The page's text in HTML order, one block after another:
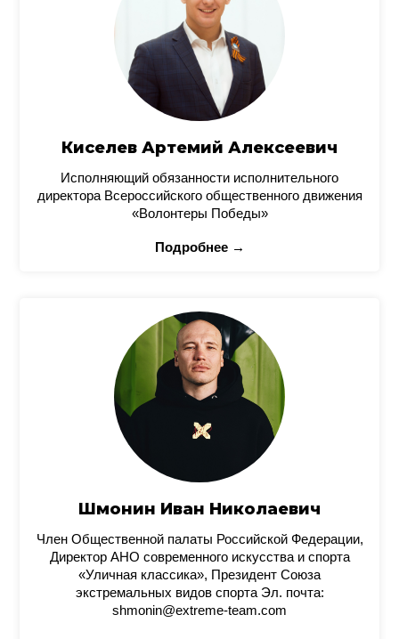
Киселев Артемий Алексеевич
Исполняющий обязанности исполнительного
директора Всероссийского общественного движения
«Волонтеры Победы»
Подробнее →
Шмонин Иван Николаевич
Член Общественной палаты Российской Федерации,
Директор АНО современного искусства и спорта
«Уличная классика», Президент Союза
экстремальных видов спорта Эл. почта:
shmonin@extreme-team.com